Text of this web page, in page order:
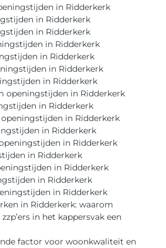
in Ridderkerk
in Ridderkerk
in Ridderkerk
in Ridderkerk
in Ridderkerk
in Ridderkerk
in Ridderkerk
openingstijden in Ridderkerk
in Ridderkerk
in Ridderkerk
in Ridderkerk
in Ridderkerk
in Ridderkerk
in Ridderkerk
in Ridderkerk
in Ridderkerk
in Ridderkerk: waarom
in het kappersvak een
factor voor woonkwaliteit en